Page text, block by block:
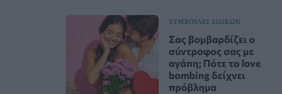
ΣΥΜΒΟΥΛΕΣ ΕΙΔΙΚΩΝ
Σας βομβαρδίζει ο
σύντροφος σας με
αγάπη; Πότε το love
bombing δείχνει
πρόβλημα